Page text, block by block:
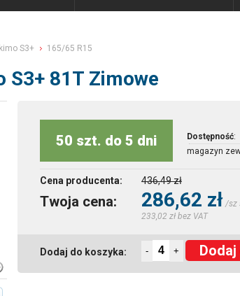
S3+ 165/65 R15
S3+ 81T Zimowe
50 szt. do 5 dni Dostępność:
magazyn
Cena producenta: 436,49 zł
Twoja cena: 286,62 zł /sz
233,02 zł bez VAT
Dodaj do koszyka: - +